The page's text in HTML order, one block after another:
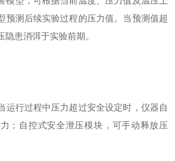
预测后续实验过程的压力值。当预测值超
患消弭于实验前期。
运行过程中压力超过安全设定时，仪器自
；自控式安全泄压模块，可手动释放压